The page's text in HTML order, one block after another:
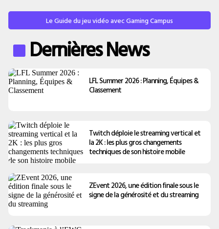
Le Guide du jeu vidéo avec Gaming Campus
Dernières News
LFL Summer 2026 : Planning, Équipes &
Classement
Twitch déploie le streaming vertical et
la 2K : les plus gros changements
techniques de son histoire mobile
ZEvent 2026, une édition finale sous le
signe de la générosité et du streaming